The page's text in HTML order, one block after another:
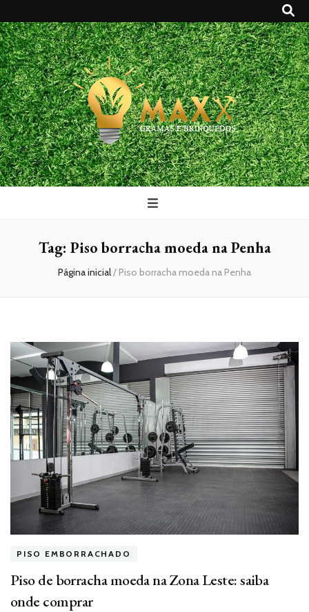
Maxx Gramas
Blog
Tag: Piso borracha moeda na Penha
Página inicial/ Piso borracha moeda na Penha
PISO EMBORRACHADO
Piso de borracha moeda na Zona Leste: saiba
onde comprar